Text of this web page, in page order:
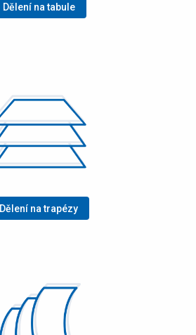
Dělení na tabule
Dělení na trapézy